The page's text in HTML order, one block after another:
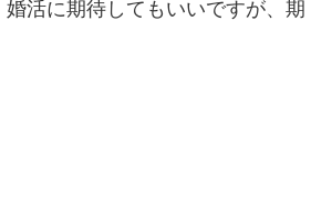
活に期待してもいいですが、期